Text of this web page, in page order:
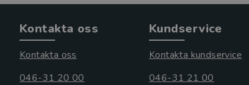
Kontakta oss
Kontakta oss
046-31 20 00
Kundservice
Kontakta kundservice
046-31 21 00